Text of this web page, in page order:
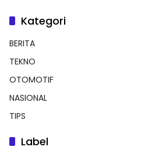
Kategori
BERITA
TEKNO
OTOMOTIF
NASIONAL
TIPS
Label